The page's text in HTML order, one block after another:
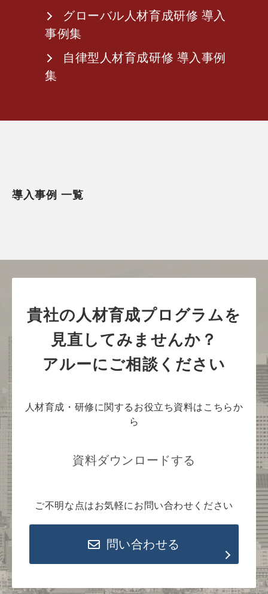
グローバル人材育成研修 導入
事例集
自律型人材育成研修 導入事例
集
導入事例 一覧
貴社の人材育成プログラムを
見直してみませんか？
アルーにご相談ください
人材育成・研修に関するお役立ち資料はこちらか
ら
資料ダウンロードする
ご不明な点はお気軽にお問い合わせください
問い合わせる